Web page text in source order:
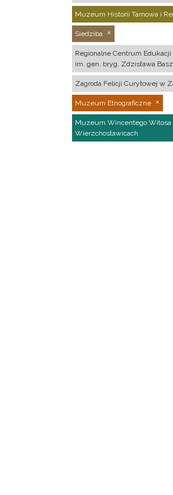
Muzeum Historii Tarnowa i
Siedziba
Regionalne Centrum Edukacji
im. gen. bryg. Zdzisława
Zagroda Felicji Curyłowej w
Muzeum Etnograficzne
Muzeum Wincentego Witosa
Wierzchosławicach